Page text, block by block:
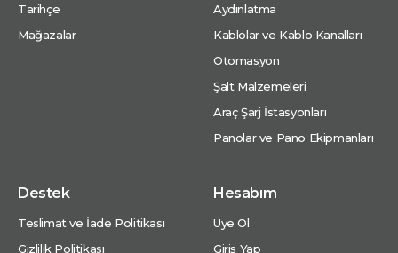
Tarihçe
Mağazalar
Aydınlatma
Kablolar ve Kablo Kanalları
Otomasyon
Şalt Malzemeleri
Araç Şarj İstasyonları
Panolar ve Pano Ekipmanları
Destek
Teslimat ve İade Politikası
Gizlilik Politikası
Hesabım
Üye Ol
Giriş Yap